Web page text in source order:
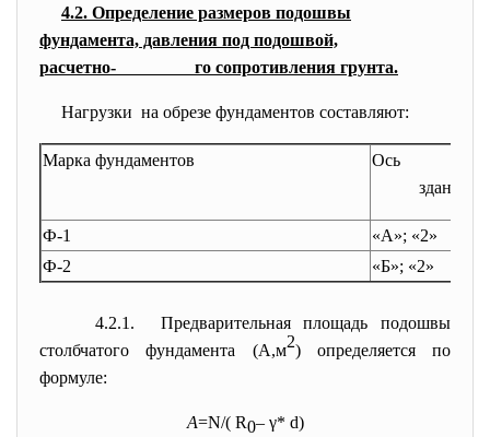
4.2. Определение размеров подошвы
фундамента, давления под подошвой,
расчетно- го сопротивления грунта.
Нагрузки на обрезе фундаментов составляют:
Марка фундаментов
Ось
здания
Ф-1
«А»; «2»
Ф-2
«Б»; «2»
4.2.1. Предварительная площадь подошвы
столбчатого фундамента (А,м2) определяется по
формуле:
А=N/( R0– γ* d)